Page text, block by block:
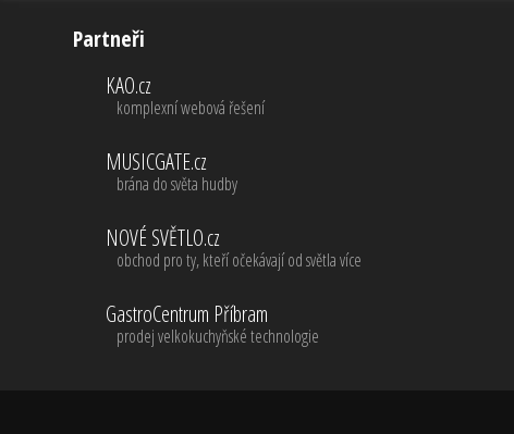
Partneři
KAO.cz
komplexní webová řešení
MUSICGATE.cz
brána do světa hudby
NOVÉ SVĚTLO.cz
obchod pro ty, kteří očekávají od světla více
GastroCentrum Příbram
prodej velkokuchyňské technologie